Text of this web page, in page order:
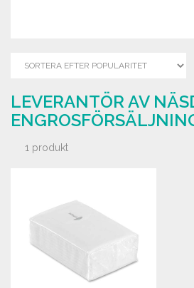
LEVERANTÖR AV
1 produkt